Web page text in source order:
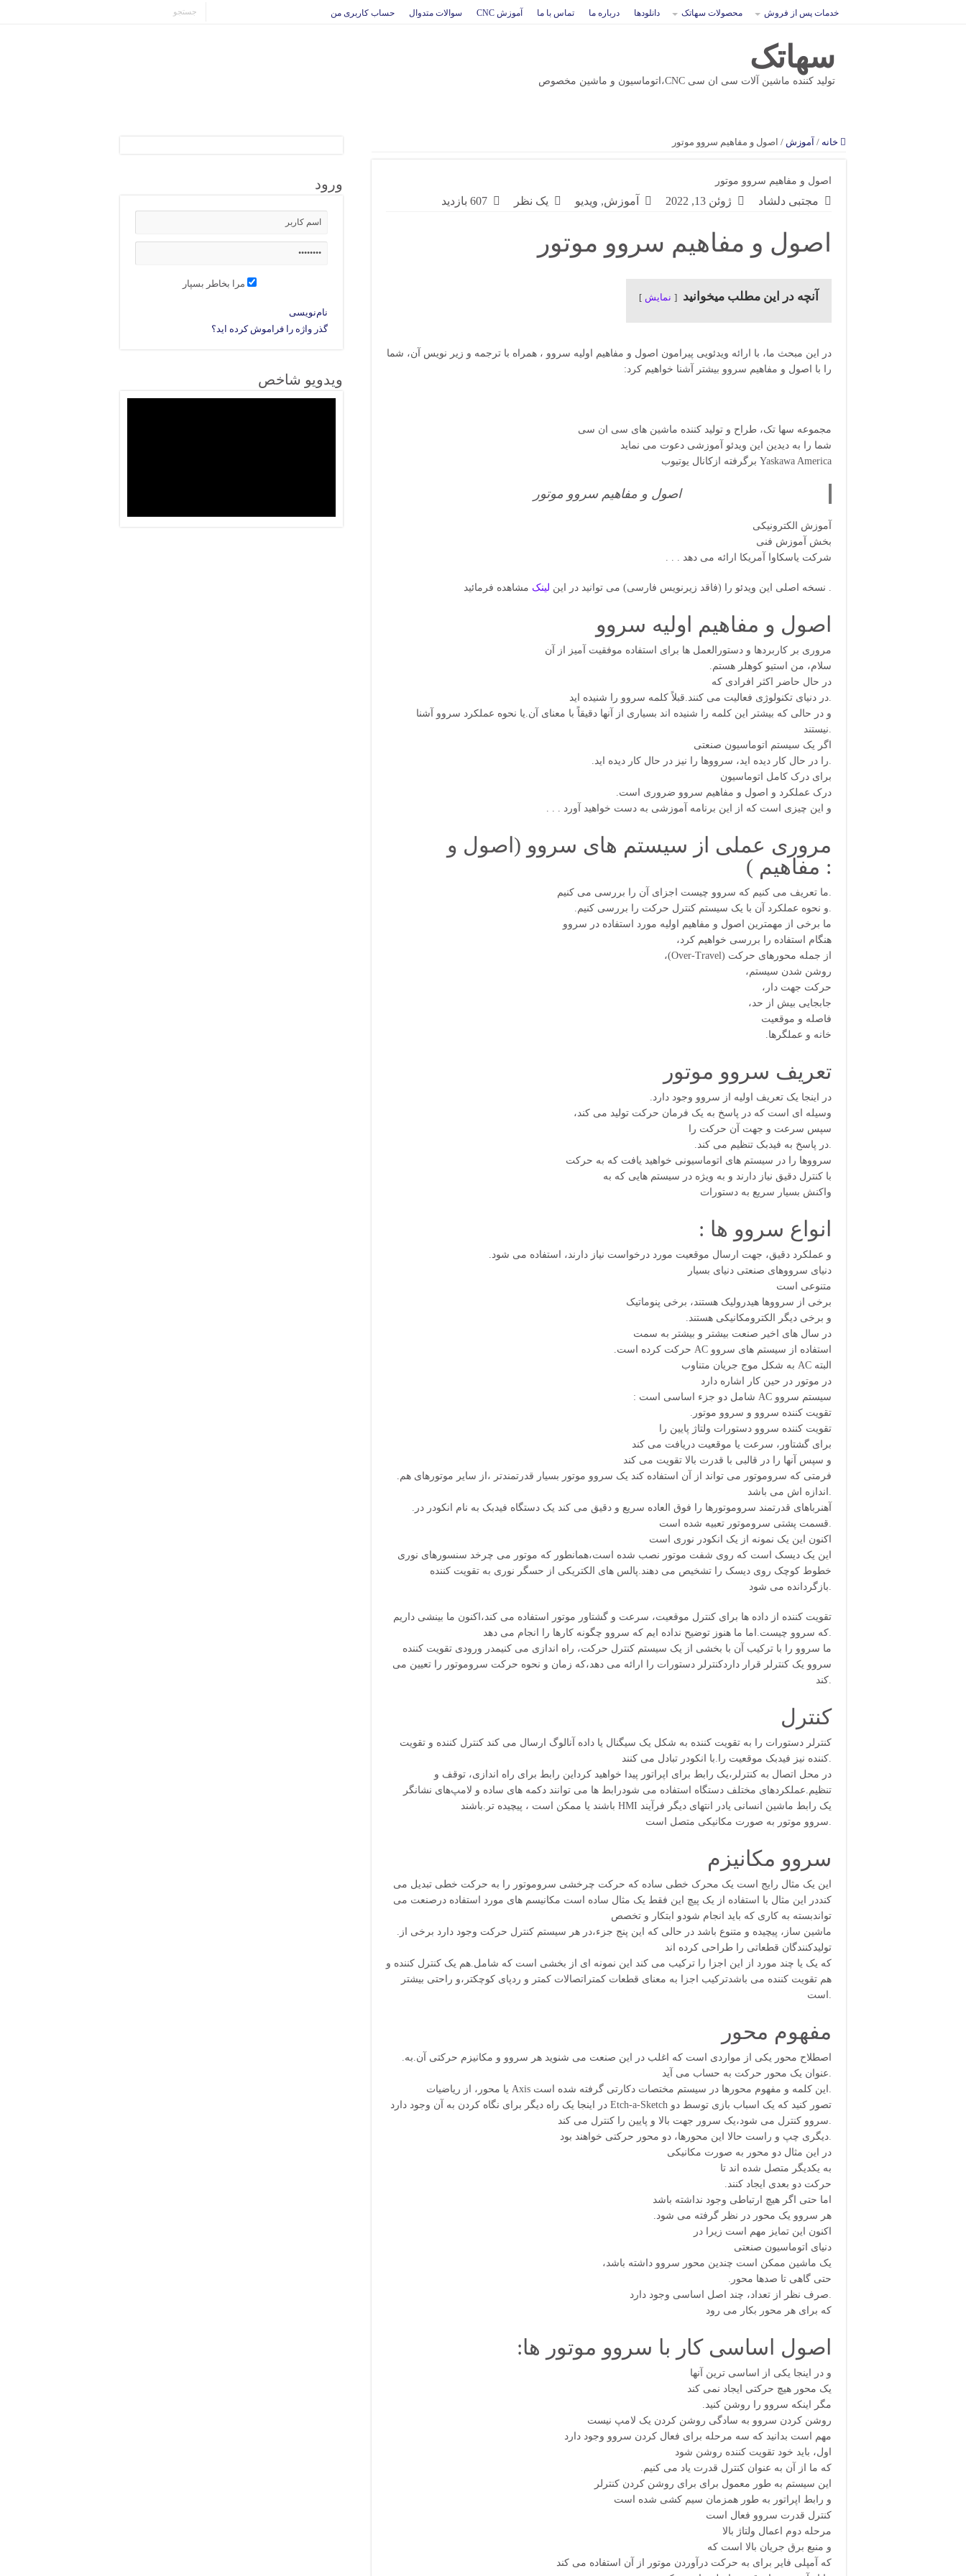
خدمات پس از فروش محصولات سهاتک دانلودها درباره ما تماس با ما آموزش CNC سوالات متدوال حساب کاربری من
سهاتک
تولید کننده ماشین آلات سی ان سی CNC،اتوماسیون و ماشین مخصوص
خانه / آموزش / اصول و مفاهیم سروو موتور
اصول و مفاهیم سروو موتور
مجتبی دلشاد ژوئن 13, 2022 آموزش, ویدیو یک نظر 607 بازدید
اصول و مفاهیم سروو موتور
آنچه در این مطلب میخوانید نمایش
در این مبحث ما، با ارائه ویدئویی پیرامون اصول و مفاهیم اولیه سروو ، همراه با ترجمه و زیر نویس آن، شما
را با اصول و مفاهیم سروو بیشتر آشنا خواهیم کرد:
مجموعه سها تک، طراح و تولید کننده ماشین های سی ان سی
شما را به دیدین این ویدئو آموزشی دعوت می نماید
Yaskawa America برگرفته ازکانال یوتیوب
اصول و مفاهیم سروو موتور
آموزش الکترونیکی
بخش آموزش فنی
. . . شرکت یاسکاوا آمریکا ارائه می دهد
نسخه اصلی این ویدئو را (فاقد زیرنویس فارسی) می توانید در این لینک مشاهده فرمائید .
اصول و مفاهیم اولیه سروو
مروری بر کاربردها و دستورالعمل ها برای استفاده موفقیت آمیز از آن
.سلام، من استیو کوهلر هستم
در حال حاضر اکثر افرادی که
در دنیای تکنولوژی فعالیت می کنند.قبلاً کلمه سروو را شنیده اید.
و در حالی که بیشتر این کلمه را شنیده اند بسیاری از آنها دقیقاً با معنای آن.یا نحوه عملکرد سروو آشنا
نیستند.
اگر یک سیستم اتوماسیون صنعتی
.را در حال کار دیده اید، سرووها را نیز در حال کار دیده اید.
برای درک کامل اتوماسیون
.درک عملکرد و اصول و مفاهیم سروو ضروری است
. . . و این چیزی است که از این برنامه آموزشی به دست خواهید آورد
مروری عملی از سیستم های سروو (اصول و
مفاهیم ) :
ما تعریف می کنیم که سروو چیست اجزای آن را بررسی می کنیم.
.و نحوه عملکرد آن با یک سیستم کنترل حرکت را بررسی کنیم.
ما برخی از مهمترین اصول و مفاهیم اولیه مورد استفاده در سروو
،هنگام استفاده را بررسی خواهیم کرد
،(Over-Travel) از جمله محورهای حرکت
،روشن شدن سیستم
،حرکت جهت دار
،جابجایی بیش از حد
فاصله و موقعیت
.خانه و عملگرها
تعریف سروو موتور
.در اینجا یک تعریف اولیه از سروو وجود دارد
،وسیله ای است که در پاسخ به یک فرمان حرکت تولید می کند
سپس سرعت و جهت آن حرکت را
.در پاسخ به فیدبک تنظیم می کند.
سرووها را در سیستم های اتوماسیونی خواهید یافت که به حرکت
با کنترل دقیق نیاز دارند و به ویژه در سیستم هایی که به
واکنش بسیار سریع به دستورات
: انواع سروو ها
.و عملکرد دقیق، جهت ارسال موقعیت مورد درخواست نیاز دارند، استفاده می شود
دنیای سرووهای صنعتی دنیای بسیار
متنوعی است
برخی از سرووها هیدرولیک هستند، برخی پنوماتیک
.و برخی دیگر الکترومکانیکی هستند
در سال های اخیر صنعت بیشتر و بیشتر به سمت
.حرکت کرده است AC استفاده از سیستم های سروو
به شکل موج جریان متناوب AC البته
در موتور در حین کار اشاره دارد
: شامل دو جزء اساسی است AC سیستم سروو
.تقویت کننده سروو و سروو موتور
تقویت کننده سروو دستورات ولتاژ پایین را
برای گشتاور، سرعت یا موقعیت دریافت می کند
و سپس آنها را در قالبی با قدرت بالا تقویت می کند
.فرمتی که سروموتور می تواند از آن استفاده کند یک سروو موتور بسیار قدرتمندتر ،از سایر موتورهای هم
اندازه اش می باشد.
.آهنرباهای قدرتمند سروموتورها را فوق العاده سریع و دقیق می کند یک دستگاه فیدبک به نام انکودر در
قسمت پشتی سروموتور تعبیه شده است.
اکنون این یک نمونه از یک انکودر نوری است
این یک دیسک است که روی شفت موتور نصب شده است،همانطور که موتور می چرخد سنسورهای نوری
خطوط کوچک روی دیسک را تشخیص می دهند.پالس های الکتریکی از حسگر نوری به تقویت کننده
بازگردانده می شود.
تقویت کننده از داده ها برای کنترل موقعیت، سرعت و گشتاور موتور استفاده می کند،اکنون ما بینشی داریم
که سروو چیست.اما ما هنوز توضیح نداده ایم که سروو چگونه کارها را انجام می دهد.
ما سروو را با ترکیب آن با بخشی از یک سیستم کنترل حرکت، راه اندازی می کنیمدر ورودی تقویت کننده
سروو یک کنترلر قرار داردکنترلر دستورات را ارائه می دهد،که زمان و نحوه حرکت سروموتور را تعیین می
کند.
کنترل
کنترلر دستورات را به تقویت کننده به شکل یک سیگنال یا داده آنالوگ ارسال می کند کنترل کننده و تقویت
کننده نیز فیدبک موقعیت را.با انکودر تبادل می کنند.
در محل اتصال به کنترلر،یک رابط برای اپراتور پیدا خواهید کرداین رابط برای راه اندازی، توقف و
تنظیم.عملکردهای مختلف دستگاه استفاده می شودرابط ها می توانند دکمه های ساده و لامپ‌های نشانگر
باشند یا ممکن است ، پیچیده تر.باشند HMI یک رابط ماشین انسانی یادر انتهای دیگر فرآیند
سروو موتور به صورت مکانیکی متصل است.
سروو مکانیزم
این یک مثال رایج است یک محرک خطی ساده که حرکت چرخشی سروموتور را به حرکت خطی تبدیل می
کنددر این مثال با استفاده از یک پیچ این فقط یک مثال ساده است مکانیسم های مورد استفاده درصنعت می
تواندبسته به کاری که باید انجام شودو ابتکار و تخصص
.ماشین ساز، پیچیده و متنوع باشد در حالی که این پنج جزء،در هر سیستم کنترل حرکت وجود دارد برخی از
تولیدکنندگان قطعاتی را طراحی کرده اند
که یک یا چند مورد از این اجزا را ترکیب می کند این نمونه ای از بخشی است که شامل.هم یک کنترل کننده و
هم تقویت کننده می باشدترکیب اجزا به معنای قطعات کمتراتصالات کمتر و ردپای کوچکتر،و راحتی بیشتر
است.
مفهوم محور
.اصطلاح محور یکی از مواردی است که اغلب در این صنعت می شنوید هر سروو و مکانیزم حرکتی آن.به
عنوان یک محور حرکت به حساب می آید.
یا محور، از ریاضیات Axis این کلمه و مفهوم محورها در سیستم مختصات دکارتی گرفته شده است.
در اینجا یک راه دیگر برای نگاه کردن به آن وجود دارد Etch-a-Sketch تصور کنید که یک اسباب بازی توسط دو
سروو کنترل می شود،یک سرور جهت بالا و پایین را کنترل می کند.
دیگری چپ و راست حالا این محورها، دو محور حرکتی خواهند بود.
در این مثال دو محور به صورت مکانیکی
به یکدیگر متصل شده اند تا
.حرکت دو بعدی ایجاد کنند
اما حتی اگر هیچ ارتباطی وجود نداشته باشد
.هر سروو یک محور در نظر گرفته می شود
اکنون این تمایز مهم است زیرا در
دنیای اتوماسیون صنعتی
،یک ماشین ممکن است چندین محور سروو داشته باشد
.حتی گاهی تا صدها محور
صرف نظر از تعداد، چند اصل اساسی وجود دارد.
که برای هر محور بکار می رود
:اصول اساسی کار با سروو موتور ها
و در اینجا یکی از اساسی ترین آنها
یک محور هیچ حرکتی ایجاد نمی کند
.مگر اینکه سروو را روشن کنید
روشن کردن سروو به سادگی روشن کردن یک لامپ نیست
مهم است بدانید که سه مرحله برای فعال کردن سروو وجود دارد
اول، باید خود تقویت کننده روشن شود
.که ما از آن به عنوان کنترل قدرت یاد می کنیم
این سیستم به طور معمول برای برای روشن کردن کنترلر
و رابط اپراتور به طور همزمان سیم کشی شده است
کنترل قدرت سروو فعال است
مرحله دوم اعمال ولتاژ بالا
و منبع برق جریان بالا است که
که آمپلی فایر برای به حرکت درآوردن موتور از آن استفاده می کند
ورود
مرا بخاطر بسپار
نام‌نویسی
گذر واژه را فراموش کرده اید؟
ویدویو شاخص